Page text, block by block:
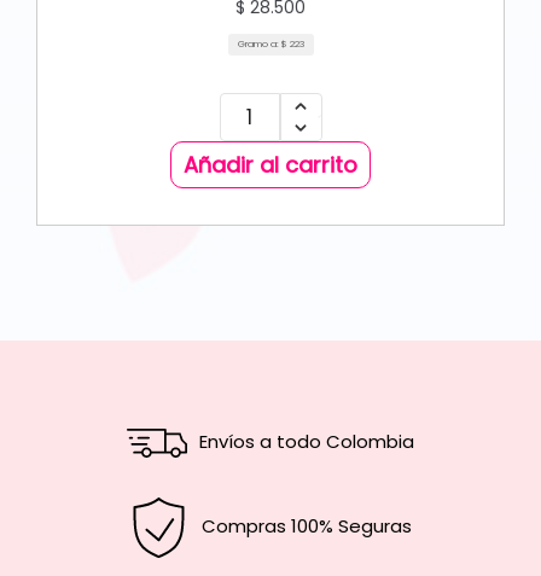
$ 28.500
Gramo a: $ 223
Añadir al carrito
Envíos a todo Colombia
Compras 100% Seguras